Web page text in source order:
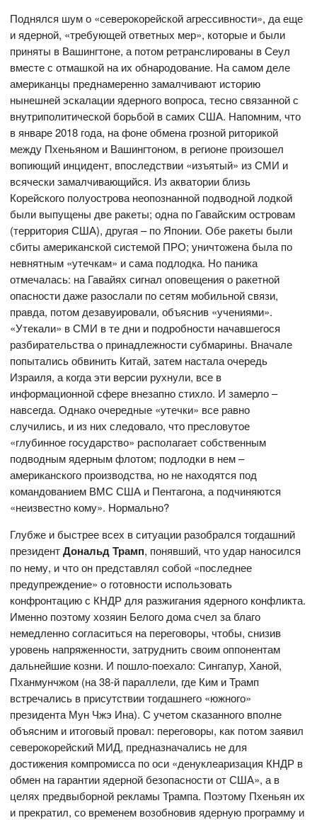
Поднялся шум о «северокорейской агрессивности», да еще
и ядерной, «требующей ответных мер», которые и были
приняты в Вашингтоне, а потом ретранслированы в Сеул
вместе с отмашкой на их обнародование. На самом деле
американцы преднамеренно замалчивают историю
нынешней эскалации ядерного вопроса, тесно связанной с
внутриполитической борьбой в самих США. Напомним, что
в январе 2018 года, на фоне обмена грозной риторикой
между Пхеньяном и Вашингтоном, в регионе произошел
вопиющий инцидент, впоследствии «изъятый» из СМИ и
всячески замалчивающийся. Из акватории близь
Корейского полуострова неопознанной подводной лодкой
были выпущены две ракеты; одна по Гавайским островам
(территория США), другая – по Японии. Обе ракеты были
сбиты американской системой ПРО; уничтожена была по
невнятным «утечкам» и сама подлодка. Но паника
отмечалась: на Гавайях сигнал оповещения о ракетной
опасности даже разослали по сетям мобильной связи,
правда, потом дезавуировали, объяснив «учениями».
«Утекали» в СМИ в те дни и подробности начавшегося
разбирательства о принадлежности субмарины. Вначале
попытались обвинить Китай, затем настала очередь
Израиля, а когда эти версии рухнули, все в
информационной сфере внезапно стихло. И замерло –
навсегда. Однако очередные «утечки» все равно
случились, и из них следовало, что пресловутое
«глубинное государство» располагает собственным
подводным ядерным флотом; подлодки в нем –
американского производства, но не находятся под
командованием ВМС США и Пентагона, а подчиняются
«неизвестно кому». Нормально?
Глубже и быстрее всех в ситуации разобрался тогдашний
президентДональд Трамп, понявший, что удар наносился
по нему, и что он представлял собой «последнее
предупреждение» о готовности использовать
конфронтацию с КНДР для разжигания ядерного конфликта.
Именно поэтому хозяин Белого дома счел за благо
немедленно согласиться на переговоры, чтобы, снизив
уровень напряженности, затруднить своим оппонентам
дальнейшие козни. И пошло-поехало: Сингапур, Ханой,
Пханмунчжом (на 38-й параллели, где Ким и Трамп
встречались в присутствии тогдашнего «южного»
президента Мун Чжэ Ина). С учетом сказанного вполне
объясним и итоговый провал: переговоры, как потом заявил
северокорейский МИД, предназначались не для
достижения компромисса по оси «денуклеаризация КНДР в
обмен на гарантии ядерной безопасности от США», а в
целях предвыборной рекламы Трампа. Поэтому Пхеньян их
и прекратил, со временем возобновив ядерную программу и